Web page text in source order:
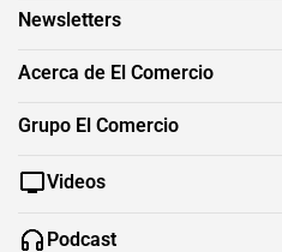
Newsletters
Acerca de El Comercio
Grupo El Comercio
Videos
Podcast